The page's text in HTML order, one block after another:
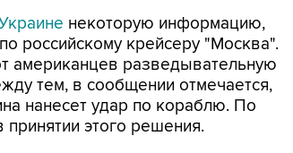
некоторую информацию,
российскому крейсеру "Москва".
американцев разведывательную
тем, в сообщении отмечается,
нанесет удар по кораблю. По
принятии этого решения.